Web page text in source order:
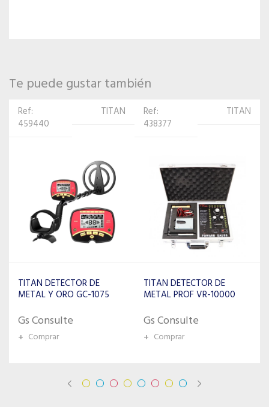
Te puede gustar también
Ref:
438377
TITAN
TITAN DETECTOR DE
METAL PROF VR-10000
Gs Consulte
+ Comprar
Ref: 66549 TITAN
PLATA / METALES
PRECIOSOS GC-1010
Gs Consulte
+ Comprar